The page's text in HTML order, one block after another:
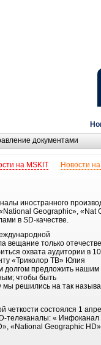
документами
Новости
на MSKIT
иностранного
Geographic», «Nat
в SD-качестве.
вещание только
охвата аудитории в
«Триколор ТВ» Юлия
долгом предложить нашим
чтобы быть
мы решились на так
четкости состоялся 1
телеканалы: « Инфоканал
«National Geographic